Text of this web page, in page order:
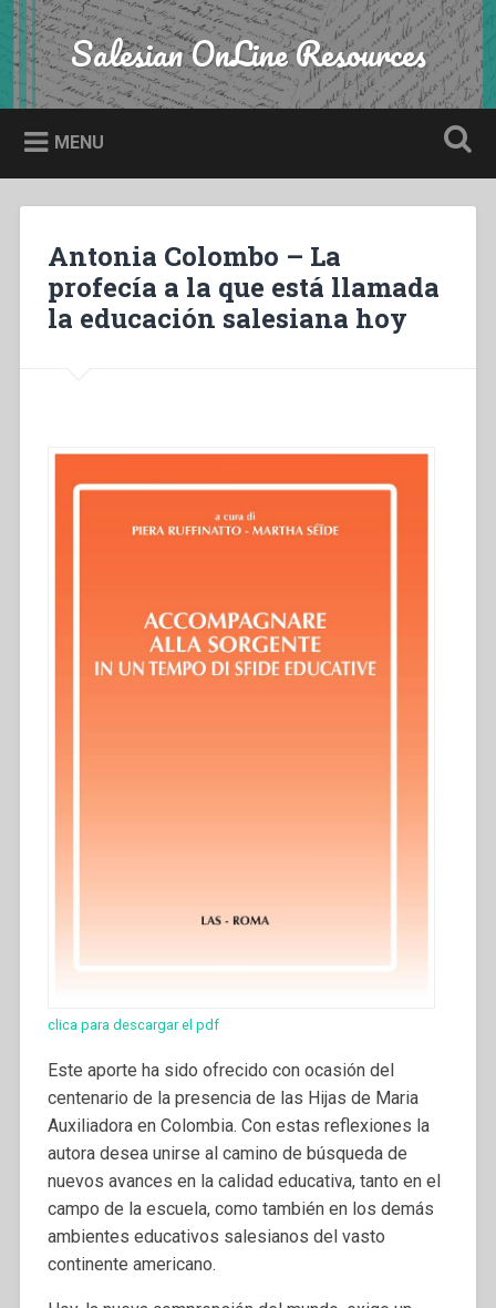
Skip
to
content
Search Salesian OnLine Resources
MENU
Antonia Colombo – La
profecía a la que está llamada
la educación salesiana hoy
clica para descargar el pdf
Este aporte ha sido ofrecido con ocasión del
centenario de la presencia de las Hijas de Maria
Auxiliadora en Colombia. Con estas reflexiones la
autora desea unirse al camino de búsqueda de
nuevos avances en la calidad educativa, tanto en el
campo de la escuela, como también en los demás
ambientes educativos salesianos del vasto
continente americano.